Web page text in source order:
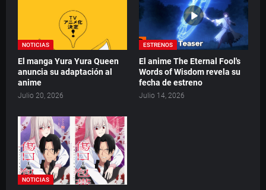
NOTICIAS
El manga Yura Yura Queen
anuncia su adaptación al
anime
Julio 20, 2026
ESTRENOS
El anime The Eternal Fool's
Words of Wisdom revela su
fecha de estreno
Julio 14, 2026
NOTICIAS